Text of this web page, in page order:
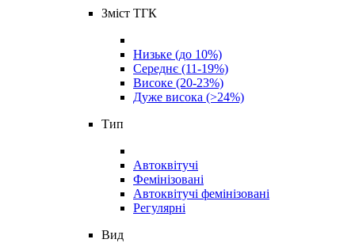
Зміст ТГК
Низьке (до 10%)
Середнє (11-19%)
Високе (20-23%)
Дуже висока (>24%)
Тип
Автоквітучі
Фемінізовані
Автоквітучі фемінізовані
Регулярні
Вид